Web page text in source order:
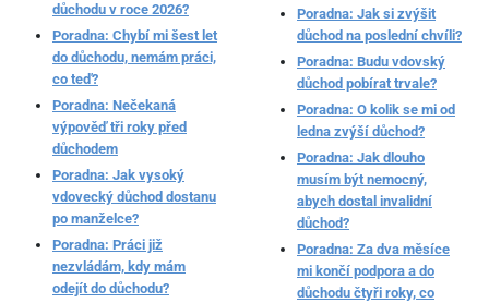
důchodu v roce 2026?
Poradna: Chybí mi šest let
do důchodu, nemám práci,
co teď?
Poradna: Nečekaná
výpověď tři roky před
důchodem
Poradna: Jak vysoký
vdovecký důchod dostanu
po manželce?
Poradna: Práci již
nezvládám, kdy mám
odejít do důchodu?
Poradna: Jak si zvýšit
důchod na poslední chvíli?
Poradna: Budu vdovský
důchod pobírat trvale?
Poradna: O kolik se mi od
ledna zvýší důchod?
Poradna: Jak dlouho
musím být nemocný,
abych dostal invalidní
důchod?
Poradna: Za dva měsíce
mi končí podpora a do
důchodu čtyři roky, co